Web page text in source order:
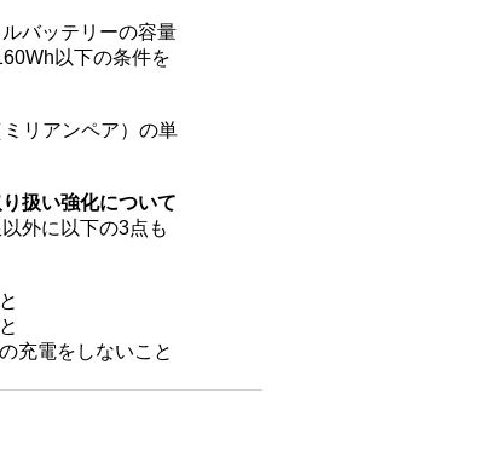
第4世代
港バッテリーの容量
以下の条件を
リアンペア）の単
扱い強化について
外に以下の3点も
充電をしないこと